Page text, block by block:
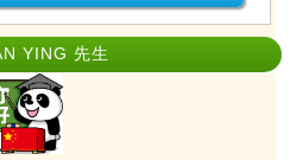
YING 先生